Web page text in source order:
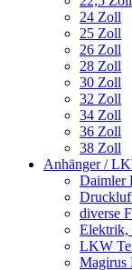
24 Zoll
25 Zoll
26 Zoll
28 Zoll
30 Zoll
32 Zoll
34 Zoll
36 Zoll
38 Zoll
Anhänger /
Daimler
diverse
Elektrik,
LKW
Magirus